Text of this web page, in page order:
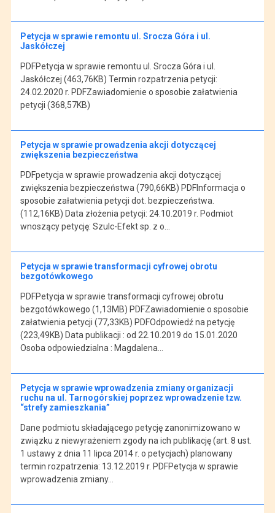
Petycja w sprawie remontu ul. Srocza Góra i ul.
Jaskółczej
PDFPetycja w sprawie remontu ul. Srocza Góra i ul.
Jaskółczej (463,76KB) Termin rozpatrzenia petycji:
24.02.2020 r. PDFZawiadomienie o sposobie załatwienia
petycji (368,57KB)
Petycja w sprawie prowadzenia akcji dotyczącej
zwiększenia bezpieczeństwa
PDFpetycja w sprawie prowadzenia akcji dotyczącej
zwiększenia bezpieczeństwa (790,66KB) PDFInformacja o
sposobie załatwienia petycji dot. bezpieczeństwa.
(112,16KB) Data złożenia petycji: 24.10.2019 r. Podmiot
wnoszący petycję: Szulc-Efekt sp. z o…
Petycja w sprawie transformacji cyfrowej obrotu
bezgotówkowego
PDFPetycja w sprawie transformacji cyfrowej obrotu
bezgotówkowego (1,13MB) PDFZawiadomienie o sposobie
załatwienia petycji (77,33KB) PDFOdpowiedź na petycję
(223,49KB) Data publikacji : od 22.10.2019 do 15.01.2020
Osoba odpowiedzialna : Magdalena…
Petycja w sprawie wprowadzenia zmiany organizacji
ruchu na ul. Tarnogórskiej poprzez wprowadzenie tzw.
“strefy zamieszkania”
Dane podmiotu składającego petycję zanonimizowano w
związku z niewyrażeniem zgody na ich publikację (art. 8 ust.
1 ustawy z dnia 11 lipca 2014 r. o petycjach) planowany
termin rozpatrzenia: 13.12.2019 r. PDFPetycja w sprawie
wprowadzenia zmiany…